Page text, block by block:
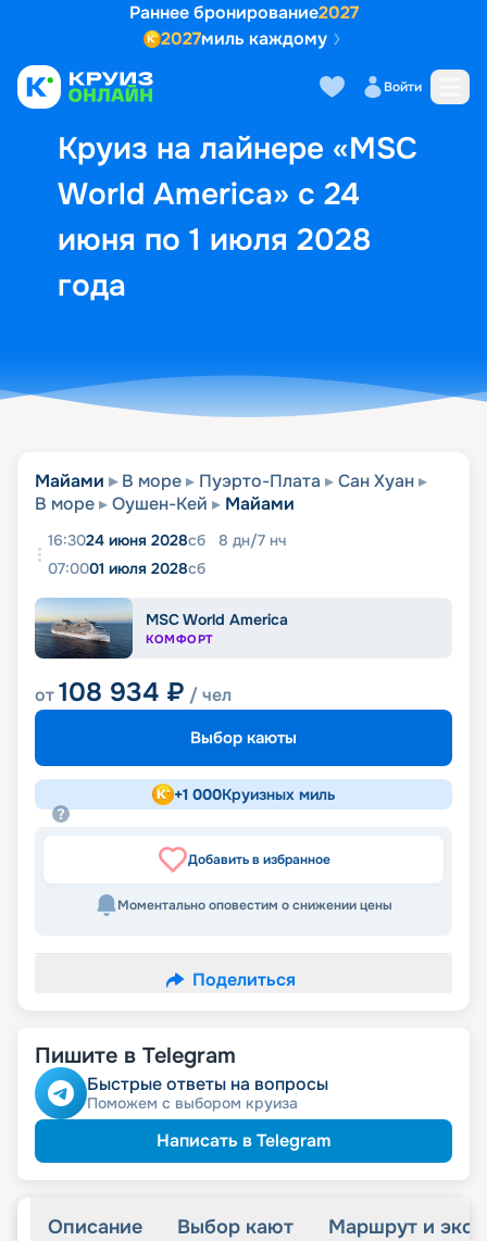
Раннее бронирование2027
2027миль каждому
Войти
Круиз на лайнере «MSC
World America» с 24
июня по 1 июля 2028
года
Выбор кают Маршрут и
Майами В море Пуэрто-Плата
Сан Хуан
В море
Оушен-Кей Майами
16:3024 июня 2028сб 8 дн/7 нч
07:0001 июля 2028сб
MSC World America
КОМФОРТ
от108 934 ₽ / чел
Выбор каюты
+1 000Круизных миль
Добавить в избранное
Моментально оповестим о снижении цены
Поделиться
Пишите в Telegram
Быстрые ответы на вопросы
Поможем с выбором круиза
Написать в Telegram
Описание Выбор кают Маршрут и